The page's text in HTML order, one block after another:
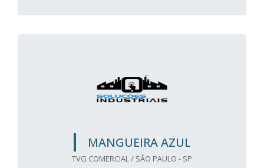
MANGUEIRA AZUL
TVG COMERCIAL / SÃO PAULO - SP